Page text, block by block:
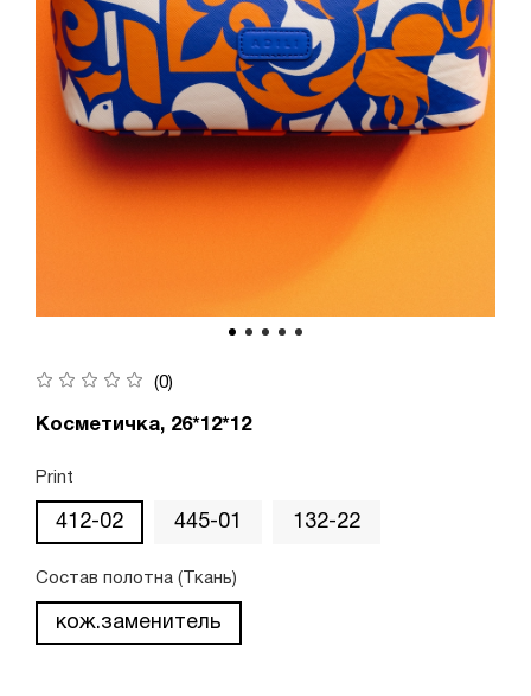
(0)
Косметичка, 26*12*12
Print
412-02 445-01 132-22
Состав полотна (Ткань)
кож.заменитель